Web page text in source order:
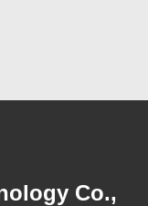
Co.,